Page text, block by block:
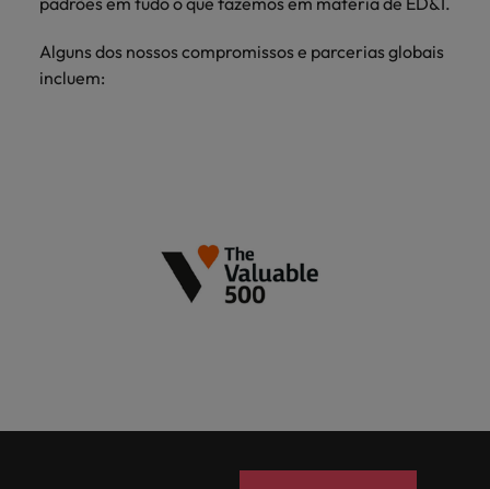
Alguns dos nossos compromissos e parcerias globais
incluem: